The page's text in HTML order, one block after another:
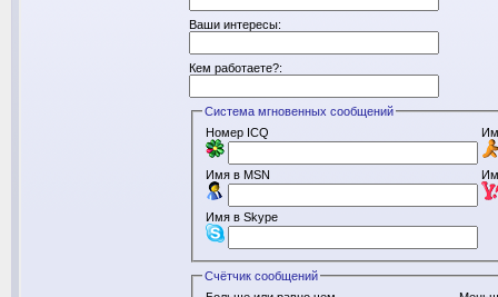
Ваши интересы:
Кем работаете?:
Система мгновенных сообщений
Номер ICQ
Имя в MSN
Имя в Skype
Счётчик сообщений